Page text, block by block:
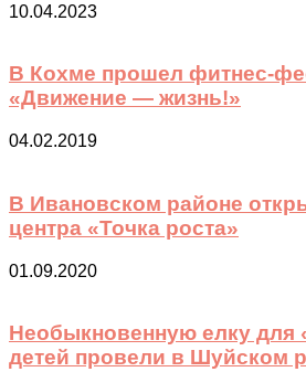
10.04.2023
В Кохме прошел фитнес-
«Движение — жизнь!»
04.02.2019
В Ивановском районе
центра «Точка роста»
01.09.2020
Необыкновенную елку для
детей провели в Шуйском